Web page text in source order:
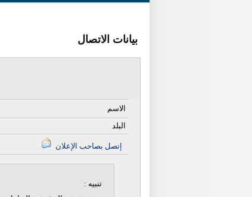
بيانات الاتصال
الاسم
البلد
تنبيه :